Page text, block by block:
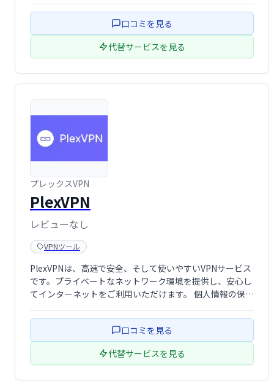
いただけます。制限されたウェブサイトへのアクセスや、
安全なオンライン環境をお探し …
口コミを見る
代替サービスを見る
プレックスVPN
PlexVPN
レビューなし
VPNツール
PlexVPNは、高速で安全、そして使いやすいVPNサービス
です。プライベートなネットワーク環境を提供し、安心し
てインターネットをご利用いただけます。 個人情報の保護
です。
口コミを見る
代替サービスを見る